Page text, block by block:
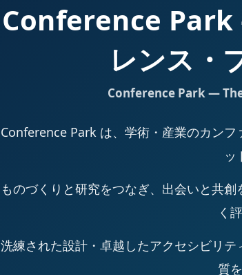
Conference Park
レンス・
Conference Park —
Conference Park は、学術・産業のカン
ッ
ものづくりと研究をつなぎ、出会いと共
く
洗練された設計・卓越したアクセシビリ
質